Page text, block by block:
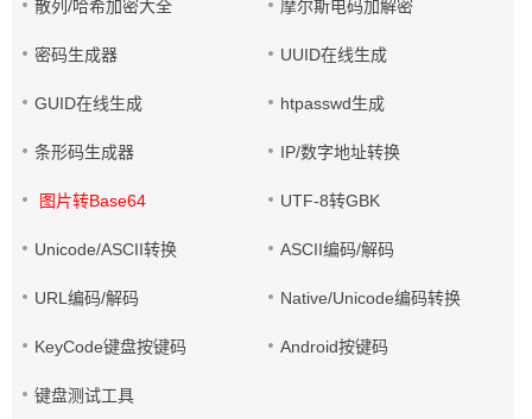
散列/哈希加密大全 摩尔斯电码加解密
密码生成器 UUID在线生成
GUID在线生成 htpasswd生成
条形码生成器 IP/数字地址转换
图片转Base64 UTF-8转GBK
Unicode/ASCII转换 ASCII编码/解码
URL编码/解码 Native/Unicode编码转换
KeyCode键盘按键码 Android按键码
键盘测试工具